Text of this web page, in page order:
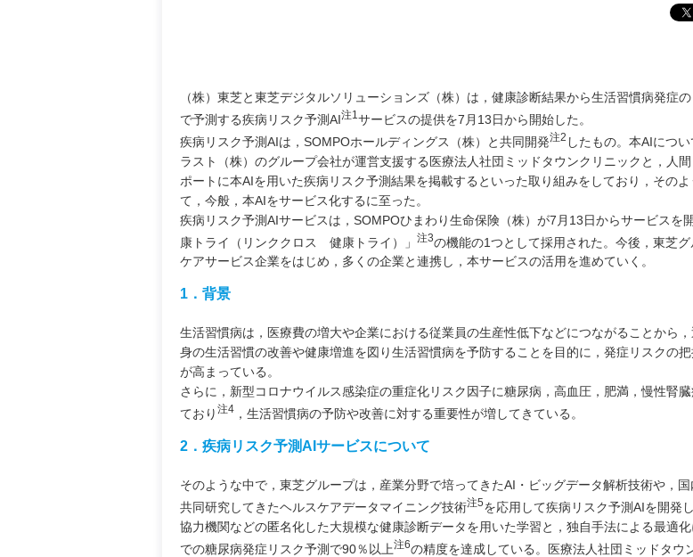
（株）東芝と東芝デジタルソリューションズ（株）は，健康診断結果から生活習慣病発症
で予測する疾病リスク予測AI注1 サービスの提供を7月13日から開始した。
疾病リスク予測AIは，SOMPOホールディングス（株）と共同開発注2 したもの。本AIにつ
ラスト（株）のグループ会社が運営支援する医療法人社団ミッドタウンクリニックと，人
ポートに本AIを用いた疾病リスク予測結果を掲載するといった取り組みをしており，そのよ
て，今般，本AIをサービス化するに至った。
疾病リスク予測AIサービスは，SOMPOひまわり生命保険（株）が7月13日からサービスを
康トライ（リンククロス 健康トライ）」
注3の機能の1つとして採用された。今後，東芝
ケアサービス企業をはじめ，多くの企業と連携し，本サービスの活用を進めていく。
1．背景
生活習慣病は，医療費の増大や企業における従業員の生産性低下などにつながることから
身の生活習慣の改善や健康増進を図り生活習慣病を予防することを目的に，発症リスクの
が高まっている。
さらに，新型コロナウイルス感染症の重症化リスク因子に糖尿病，高血圧，肥満，慢性腎
ており 注4 ，生活習慣病の予防や改善に対する重要性が増してきている。
2．疾病リスク予測AIサービスについて
そのような中で，東芝グループは，産業分野で培ってきたAI・ビッグデータ解析技術や，国
共同研究してきたヘルスケアデータマイニング技術注5を応用して疾病リスク予測AIを開発
協力機関などの匿名化した大規模な健康診断データを用いた学習と，独自手法による最適
での糖尿病発症リスク予測で90％以上注6の精度を達成している。医療法人社団ミッドタウ